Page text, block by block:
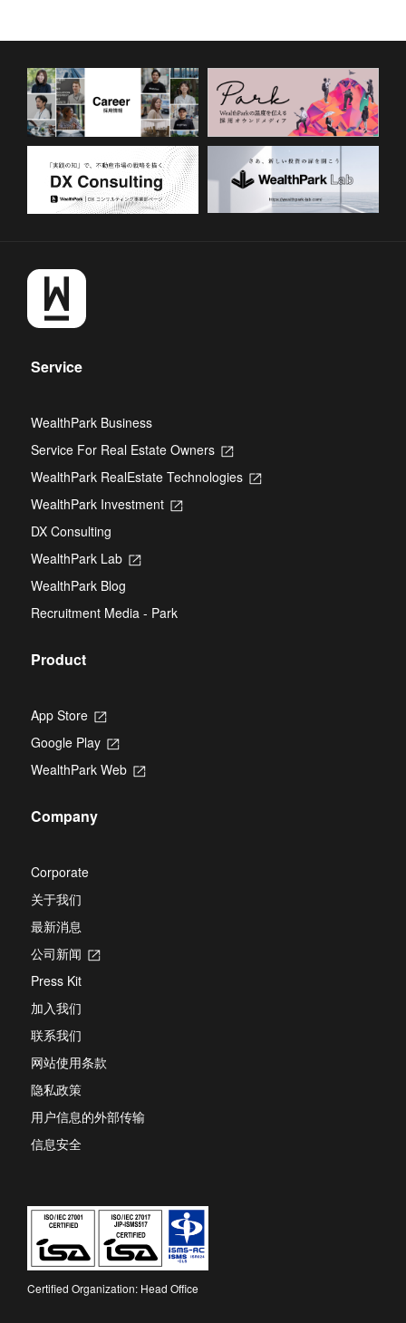
Service
WealthPark Business
Service For Real Estate Owners
Opens
a
WealthPark RealEstate Technologies
Opens
WealthPark Investment
Opens
DX Consulting
WealthPark Lab
Opens
new
tab
WealthPark Blog
Recruitment Media - Park
Product
App Store
Opens
a
new
tab
Google Play
Opens
a
WealthPark Web
Opens
Company
Corporate
关于我们
最新消息
公司新闻
Opens
Press Kit
加入我们
联系我们
网站使用条款
隐私政策
用户信息的外部传输
信息安全
Certified Organization: Head Office